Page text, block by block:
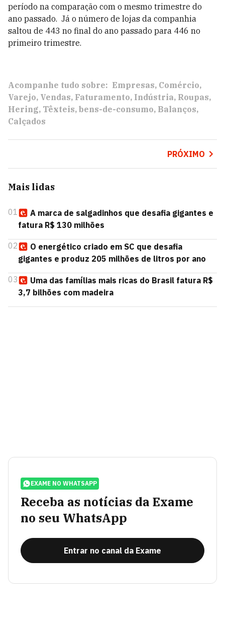
período na comparação com o mesmo trimestre do
ano passado. Já o número de lojas da companhia
saltou de 443 no final do ano passado para 446 no
primeiro trimestre.
Acompanhe tudo sobre: Empresas Comércio
Varejo Vendas Faturamento Indústria Roupas
Hering Têxteis bens-de-consumo Balanços
Calçados
PRÓXIMO
Mais lidas
01
A marca de salgadinhos que desafia gigantes e
fatura R$ 130 milhões
02
O energético criado em SC que desafia
gigantes e produz 205 milhões de litros por ano
03
Uma das famílias mais ricas do Brasil fatura R$
3,7 bilhões com madeira
EXAME NO WHATSAPP
Receba as notícias da Exame
no seu WhatsApp
Entrar no canal da Exame